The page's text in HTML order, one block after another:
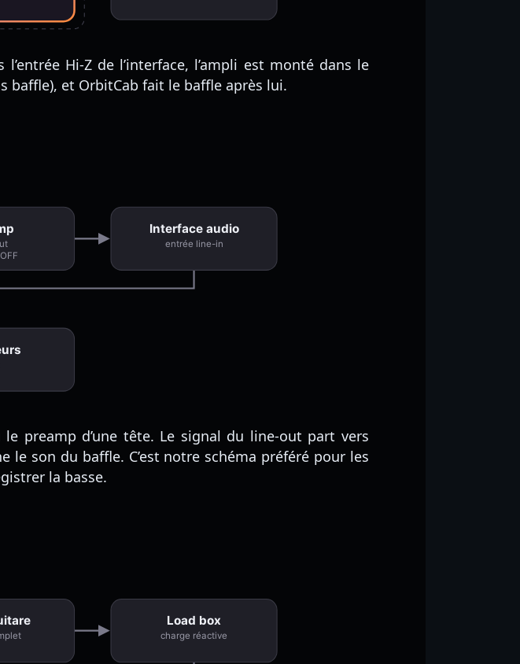
Hi-Z de l’interface, l’ampli est monté dans le
baffle), et OrbitCab fait le baffle après lui.
Interface audio
entrée line-in
preamp d’une tête. Le signal du line-out part vers
le son du baffle. C’est notre schéma préféré pour les
la basse.
Load box
charge réactive